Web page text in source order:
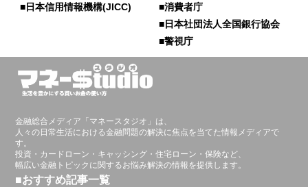
■日本信用情報機構(JICC)
■消費者庁
■日本社団法人全国銀行協会
■警視庁
金融総合メディア「マネースタジオ」は、
人々の日常生活における金融問題の解決に焦点を当てた情報メディアで
す。
投資・カードローン・キャッシング・住宅ローン・保険など、
幅広い金融トピックに関するお悩み解決の情報を提供します。
■おすすめ記事一覧